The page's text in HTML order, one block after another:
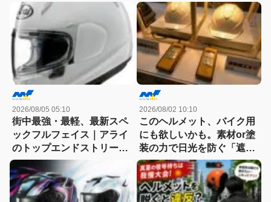
2026/08/05 05:10
街中最強・最軽、最新スペ
ックフルフェイス｜アライ
のトップエンドストリート
モデル「X-SNC」登場
2026/08/02 10:10
このヘルメット、バイク用
にも欲しいかも。素材or塗
装の力で日光を防ぐ「遮熱
ヘルメット」。表面温度差
は約10℃